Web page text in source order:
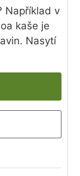
Například v
kaše je
Nasytí